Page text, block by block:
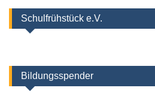
Schulfrühstück e.V.
Bildungsspender